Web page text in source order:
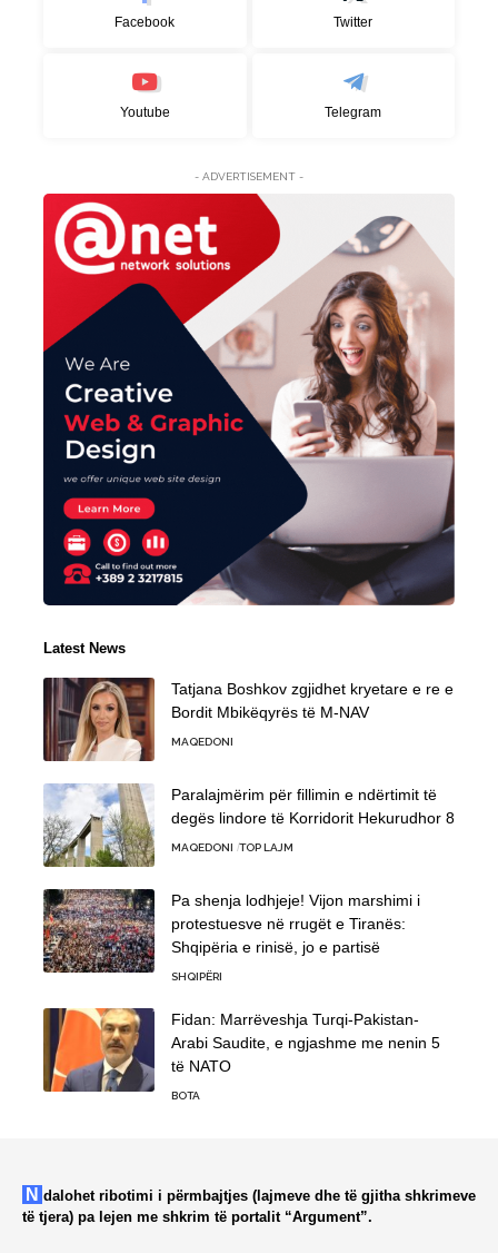
Facebook Twitter
Youtube Telegram
- ADVERTISEMENT -
Latest News
Tatjana Boshkov zgjidhet kryetare e re e
Bordit Mbikëqyrës të M-NAV
MAQEDONI
Paralajmërim për fillimin e ndërtimit të
degës lindore të Korridorit Hekurudhor 8
MAQEDONI TOP LAJM
Pa shenja lodhjeje! Vijon marshimi i
protestuesve në rrugët e Tiranës:
Shqipëria e rinisë, jo e partisë
SHQIPËRI
Fidan: Marrëveshja Turqi-Pakistan-
Arabi Saudite, e ngjashme me nenin 5
të NATO
BOTA
Ndalohet ribotimi i përmbajtjes (lajmeve dhe të gjitha shkrimeve
të tjera) pa lejen me shkrim të portalit “Argument”.